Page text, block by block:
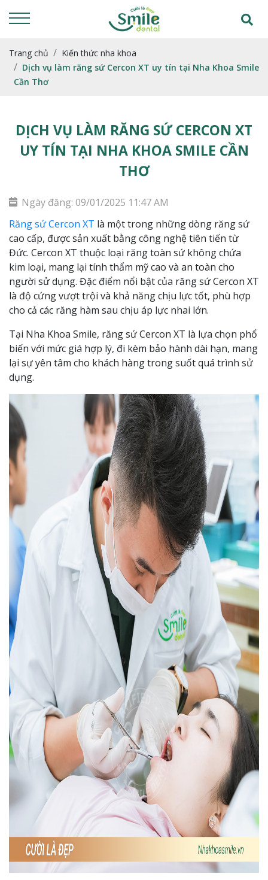
Trang chủ
Kiến thức nha khoa
Dịch vụ làm răng sứ Cercon XT uy tín tại Nha Khoa Smile
Cần Thơ
DỊCH VỤ LÀM RĂNG SỨ CERCON XT
UY TÍN TẠI NHA KHOA SMILE CẦN
THƠ
Ngày đăng: 09/01/2025 11:47 AM
Răng sứ Cercon XT là một trong những dòng răng sứ
cao cấp, được sản xuất bằng công nghệ tiên tiến từ
Đức. Cercon XT thuộc loại răng toàn sứ không chứa
kim loại, mang lại tính thẩm mỹ cao và an toàn cho
người sử dụng. Đặc điểm nổi bật của răng sứ Cercon XT
là độ cứng vượt trội và khả năng chịu lực tốt, phù hợp
cho cả các răng hàm sau chịu áp lực nhai lớn.
Tại Nha Khoa Smile, răng sứ Cercon XT là lựa chọn phổ
biến với mức giá hợp lý, đi kèm bảo hành dài hạn, mang
lại sự yên tâm cho khách hàng trong suốt quá trình sử
dụng.